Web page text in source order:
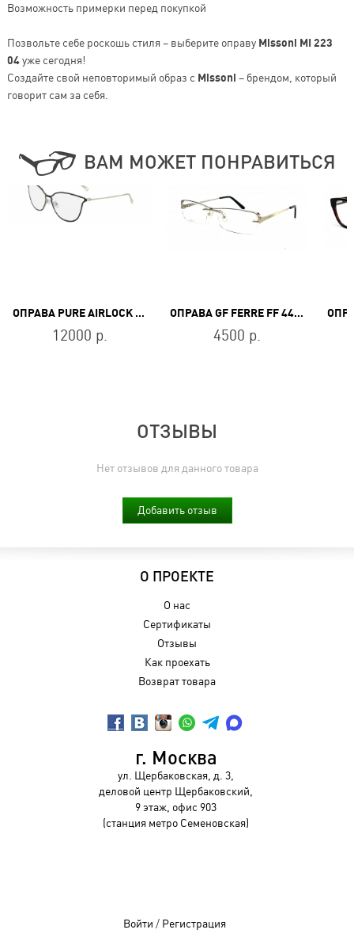
Возможность примерки перед покупкой
Позвольте себе роскошь стиля – выберите оправу Missoni MI 223
04уже сегодня!
Создайте свой неповторимый образ с Missoni – брендом, который
говорит сам за себя.
ВАМ МОЖЕТ ПОНРАВИТЬСЯ
ОПРАВА PURE AIRLOCK 5000 001
12000 р.
ОПРАВА GF FERRE FF 443 C2
4500 р.
ОТЗЫВЫ
Нет отзывов для данного товара
Добавить отзыв
О ПРОЕКТЕ
О нас
Сертификаты
Отзывы
Как проехать
Возврат товара
г. Москва
ул. Щербаковская, д. 3,
деловой центр Щербаковский,
9 этаж, офис 903
(станция метро Семеновская)
Войти / Регистрация